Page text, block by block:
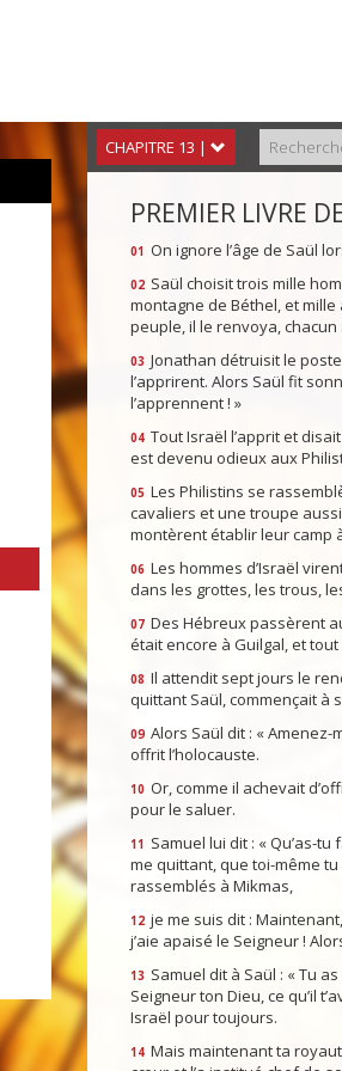
CHAPITRE 13 |
PREMIER LIVRE
01 On ignore l’âge de Saül
02 Saül choisit trois mille
montagne de Béthel, et
peuple, il le renvoya, chacun
03 Jonathan détruisit le
l’apprirent. Alors Saül fit
l’apprennent ! »
04 Tout Israël l’apprit et
est devenu odieux aux
05 Les Philistins se
cavaliers et une troupe
montèrent établir leur camp
06 Les hommes d’Israël
dans les grottes, les trous,
07 Des Hébreux passèrent
était encore à Guilgal, et
08 Il attendit sept jours le
quittant Saül, commençait à
09 Alors Saül dit : « Amenez-
offrit l’holocauste.
10 Or, comme il achevait
pour le saluer.
11
Samuel lui dit : « Qu’as-
me quittant, que toi-même
rassemblés à Mikmas,
12 je me suis dit :
j’aie apaisé le Seigneur !
13 Samuel dit à Saül : « Tu
Seigneur ton Dieu, ce qu’il
Israël pour toujours.
14 Mais maintenant ta